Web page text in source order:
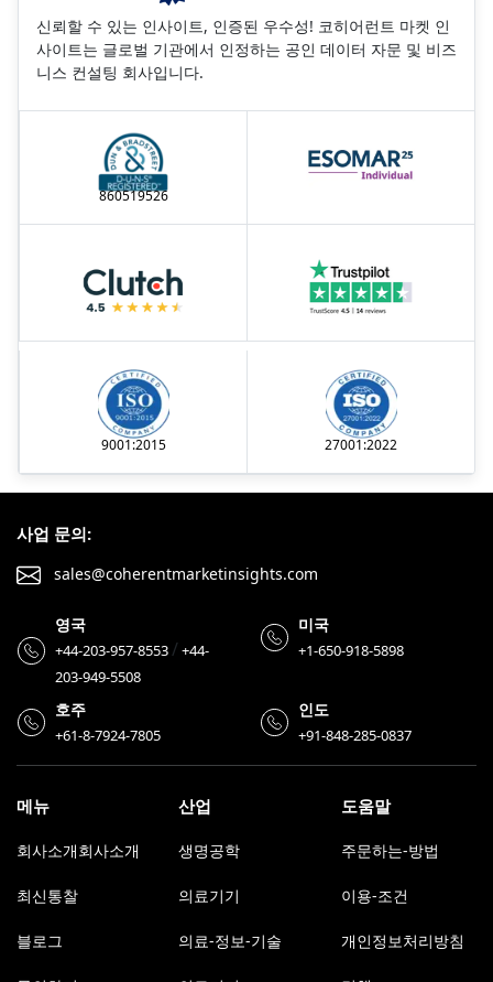
신뢰할 수 있는 인사이트, 인증된 우수성! 코히어런트 마켓 인
사이트는 글로벌 기관에서 인정하는 공인 데이터 자문 및 비즈
니스 컨설팅 회사입니다.
860519526
9001:2015 27001:2022
사업 문의:
sales@coherentmarketinsights.com
영국
+44-203-957-8553/+44-
203-949-5508
미국
+1-650-918-5898
호주
+61-8-7924-7805
인도
+91-848-285-0837
메뉴
회사소개회사소개
최신통찰
블로그
산업
생명공학
의료기기
의료-정보-기술
도움말
주문하는-방법
이용-조건
개인정보처리방침